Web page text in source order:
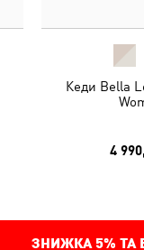
Кеди Bella
4
ЗНИЖКА 5% ТА